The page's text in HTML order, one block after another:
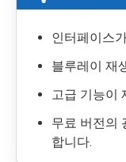
인터페이스
블루레이 재
고급 기능이
무료 버전의
합니다.